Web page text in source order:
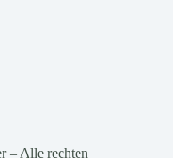
– Alle rechten